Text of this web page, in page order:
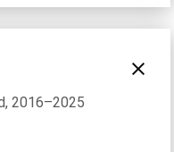
2016–2025